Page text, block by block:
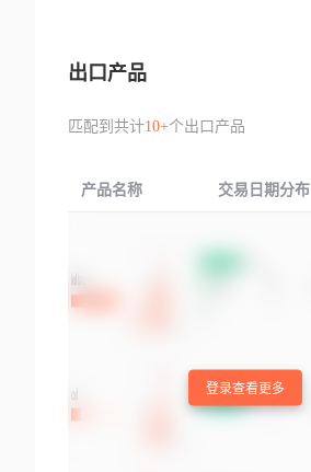
出口产品
匹配到共计10+个出口产品
产品名称 交易日期分布
登录查看更多